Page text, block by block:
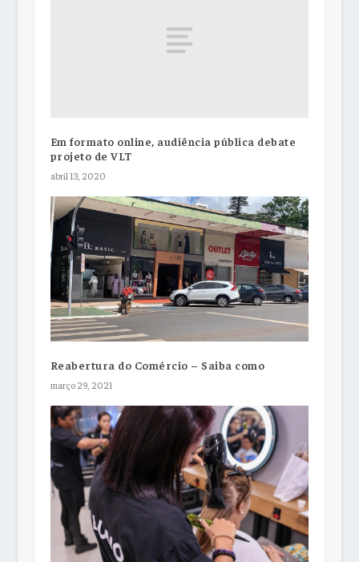
Em formato online, audiência pública debate
projeto de VLT
abril 13, 2020
Reabertura do Comércio – Saiba como
março 29, 2021